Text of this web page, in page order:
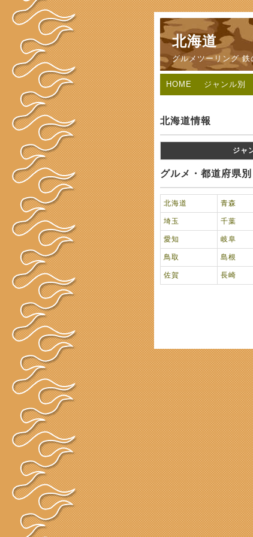
北海道
グルメツーリング 鉄
HOME ジャンル別
北海道情報
ジャ
グルメ・都道府県別
北海道 青森
埼玉 千葉
愛知 岐阜
鳥取 島根
佐賀 長崎